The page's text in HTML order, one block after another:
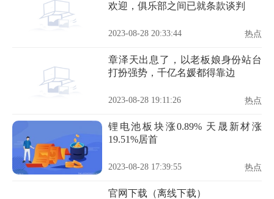
欢迎，俱乐部之间已就条款谈判
2023-08-28 20:33:44 热点
章泽天出息了，以老板娘身份站台
打扮强势，千亿名媛都得靠边
2023-08-28 19:11:26 热点
锂电池板块涨0.89% 天晟新材涨
19.51%居首
2023-08-28 17:39:55 热点
官网下载（离线下载）